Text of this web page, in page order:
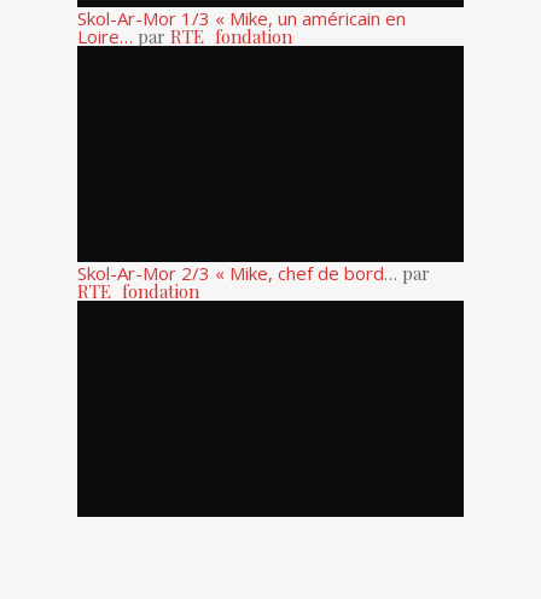
Skol-Ar-Mor 1/3 « Mike, un américain en
Loire… par RTE_fondation
Skol-Ar-Mor 2/3 « Mike, chef de bord… par
RTE_fondation